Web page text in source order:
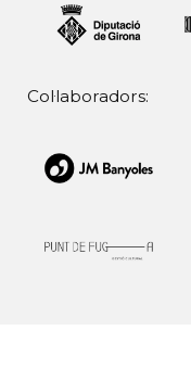
Col·laboradors: